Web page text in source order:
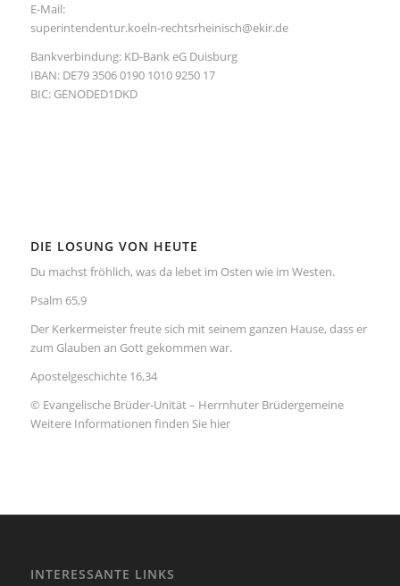
E-Mail:
superintendentur.koeln-rechtsrheinisch@ekir.de
Bankverbindung: KD-Bank eG Duisburg
IBAN: DE79 3506 0190 1010 9250 17
BIC: GENODED1DKD
DIE LOSUNG VON HEUTE
Du machst fröhlich, was da lebet im Osten wie im Westen.
Psalm 65,9
Der Kerkermeister freute sich mit seinem ganzen Hause, dass er
zum Glauben an Gott gekommen war.
Apostelgeschichte 16,34
© Evangelische Brüder-Unität – Herrnhuter Brüdergemeine
Weitere Informationen finden Sie hier
INTERESSANTE LINKS